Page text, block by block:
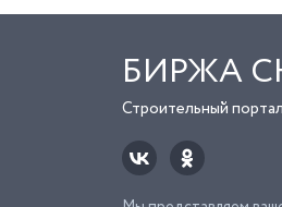
БИРЖА
Строительный портал